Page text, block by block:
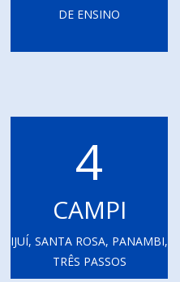
DE ENSINO
4
CAMPI
IJUÍ, SANTA ROSA, PANAMBI,
TRÊS PASSOS